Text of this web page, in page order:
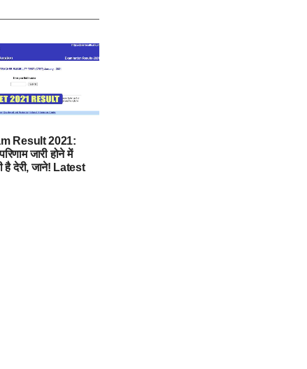
Result 2021:
जारी होने में
है देरी, जाने! Latest